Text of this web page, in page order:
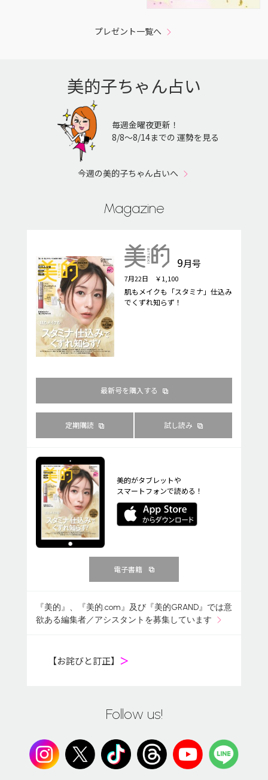
プレゼント一覧へ
美的子ちゃん占い
毎週金曜夜更新！
8/8〜8/14までの 運勢を見る
今週の美的子ちゃん占いへ
Magazine
9月号
7月22日 ￥1,100
肌もメイクも「スタミナ」仕込み
でくずれ知らず！
最新号を購入する
定期購読 試し読み
美的がタブレットや
スマートフォンで読める！
電子書籍
『美的』、『美的.com』及び『美的GRAND』では意
欲ある編集者／アシスタントを募集しています
【お詫びと訂正】 ＞
Follow us!